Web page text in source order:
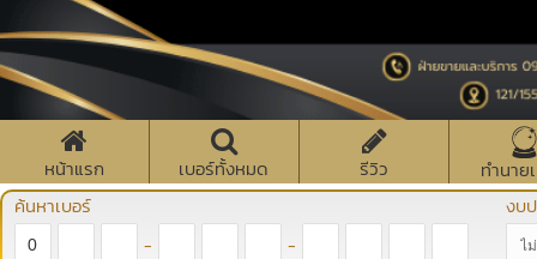
หน้าแรก เบอร์ทั้งหมด รีวิว
ทำนาย
ค้นหาเบอร์
- -
งบ